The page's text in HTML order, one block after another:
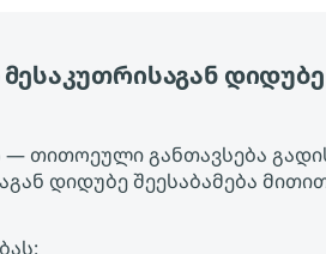
თითოეული განთავსება
დიდუბე შეესაბამება